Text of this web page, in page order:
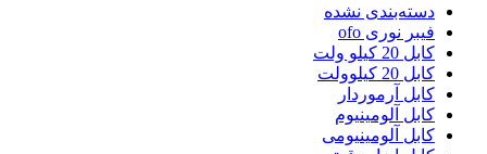
دسته‌بندی نشده
فیبر نوری ofo
کابل 20 کیلو ولت
کابل 20 کیلوولت
کابل آرموردار
کابل آلومینیوم
کابل آلومینیومی